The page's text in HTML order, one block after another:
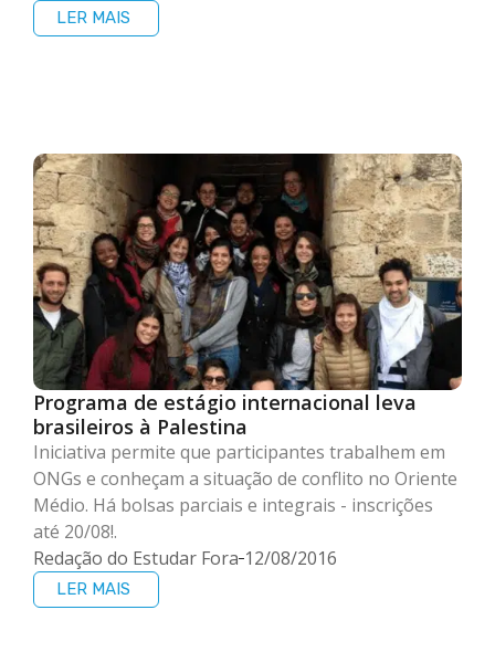
LER MAIS
Programa de estágio internacional leva
brasileiros à Palestina
Iniciativa permite que participantes trabalhem em
ONGs e conheçam a situação de conflito no Oriente
Médio. Há bolsas parciais e integrais - inscrições
até 20/08!.
Redação do Estudar Fora 12/08/2016
LER MAIS